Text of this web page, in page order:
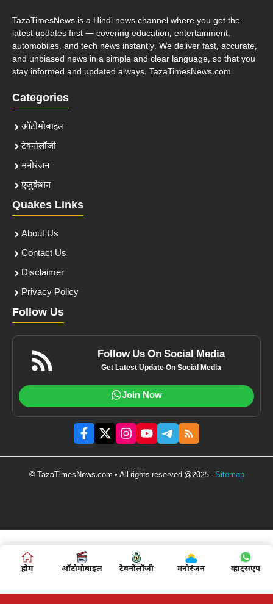
TazaTimesNews is a Hindi news channel where you get the
latest updates first — covering education, entertainment,
automobiles, and tech news instantly. We deliver fast, accurate,
and unbiased news in a simple and clear language, so that you
stay informed and updated always. TazaTimesNews.com
Categories
ऑटोमोबाइल
टेक्नोलॉजी
मनोरंजन
एजुकेशन
Quakes Links
About Us
Contact Us
Disclaimer
Privacy Policy
Follow Us
Follow Us On Social Media
Get Latest Update On Social Media
Join Now
© TazaTimesNews.com • All rights reserved @2025 -Sitemap
होम ऑटोमोबाइल टेक्नोलॉजी मनोरंजन व्हाट्सएप